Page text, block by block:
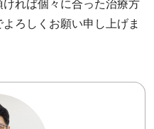
れば個々に合った治療方
ろしくお願い申し上げま